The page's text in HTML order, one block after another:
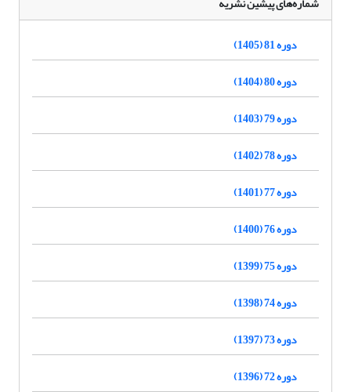
دوره 81 (1405)
دوره 80 (1404)
دوره 79 (1403)
دوره 78 (1402)
دوره 77 (1401)
دوره 76 (1400)
دوره 75 (1399)
دوره 74 (1398)
دوره 73 (1397)
دوره 72 (1396)